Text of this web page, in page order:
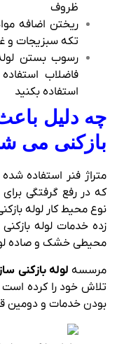
ظروف
ریختن اضافه مواد
تکه سبزیجات و
رسوب بستن لوله
فاضلاب
استفاده بکنید
چه دلیل
بازکنی می
که در رفع گرفتگی
نوع محیط کار لوله
زده خدمات لوله بازکنی
محیطی خشک و صاده
مرسسهلوله بازکنی
تلاش خود را کرده است
بودن خدمات و دومین